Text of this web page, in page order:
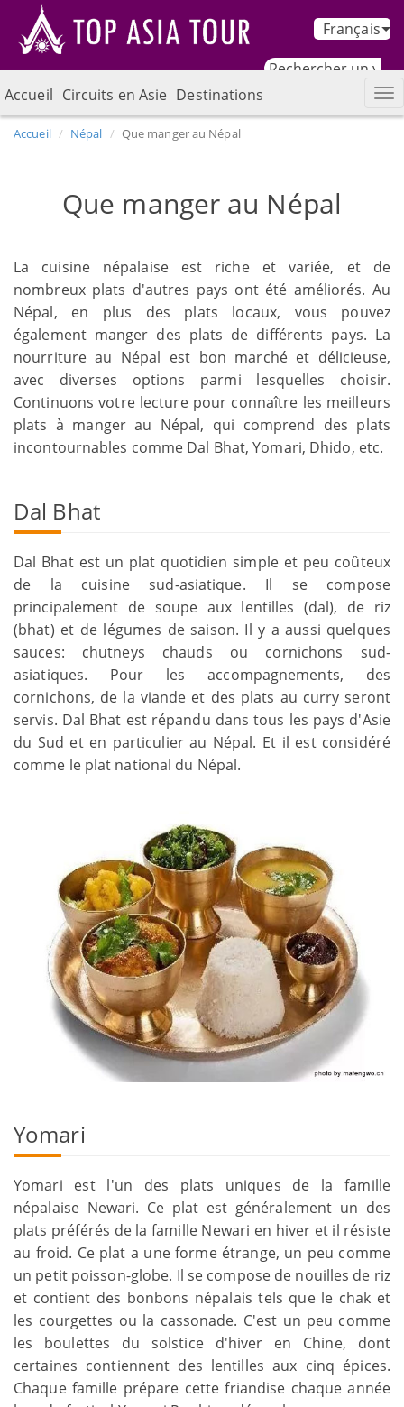
Français
Accueil Circuits en Asie Destinations
Accueil Népal Que manger au Népal
Que manger au Népal
La cuisine népalaise est riche et variée, et de
nombreux plats d'autres pays ont été améliorés. Au
Népal, en plus des plats locaux, vous pouvez
également manger des plats de différents pays. La
nourriture au Népal est bon marché et délicieuse,
avec diverses options parmi lesquelles choisir.
Continuons votre lecture pour connaître les meilleurs
plats à manger au Népal, qui comprend des plats
incontournables comme Dal Bhat, Yomari, Dhido, etc.
Dal Bhat
Dal Bhat est un plat quotidien simple et peu coûteux
de la cuisine sud-asiatique. Il se compose
principalement de soupe aux lentilles (dal), de riz
(bhat) et de légumes de saison. Il y a aussi quelques
sauces: chutneys chauds ou cornichons sud-
asiatiques. Pour les accompagnements, des
cornichons, de la viande et des plats au curry seront
servis. Dal Bhat est répandu dans tous les pays d'Asie
du Sud et en particulier au Népal. Et il est considéré
comme le plat national du Népal.
Yomari
Yomari est l'un des plats uniques de la famille
népalaise Newari. Ce plat est généralement un des
plats préférés de la famille Newari en hiver et il résiste
au froid. Ce plat a une forme étrange, un peu comme
un petit poisson-globe. Il se compose de nouilles de riz
et contient des bonbons népalais tels que le chak et
les courgettes ou la cassonade. C'est un peu comme
les boulettes du solstice d'hiver en Chine, dont
certaines contiennent des lentilles aux cinq épices.
Chaque famille prépare cette friandise chaque année